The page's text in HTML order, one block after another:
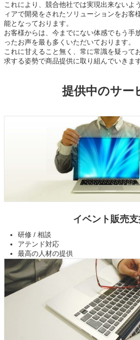
これにより、競合他社では実現出来ないよ
ィアで開発をされたソリューションをお客
能となっております。
お客様からは、今までにない体感でもう手
ったお声を最も多くいただいております。
これに甘えること無く、常に常識を疑って
求する姿勢で商品提供に取り組んでいきます
提供中のサー
イベント販売支
研修 / 相談
アテンド対応
最高の人材の提供